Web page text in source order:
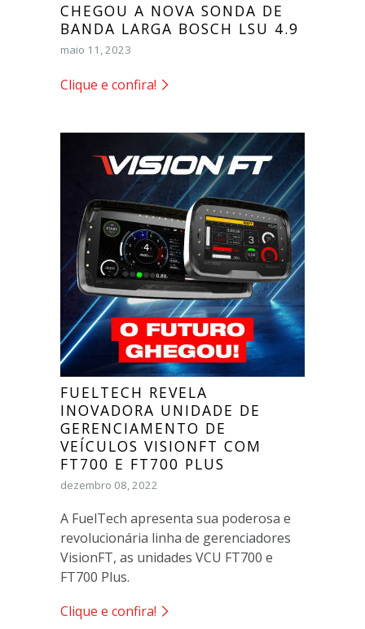
CHEGOU A NOVA SONDA DE
BANDA LARGA BOSCH LSU 4.9
maio 11, 2023
Clique e confira!
FUELTECH REVELA
INOVADORA UNIDADE DE
GERENCIAMENTO DE
VEÍCULOS VISIONFT COM
FT700 E FT700 PLUS
dezembro 08, 2022
A FuelTech apresenta sua poderosa e
revolucionária linha de gerenciadores
VisionFT, as unidades VCU FT700 e
FT700 Plus.
Clique e confira!